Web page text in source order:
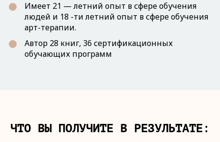
Имеет 21 — летний опыт в сфере обучения
людей и 18 -ти летний опыт в сфере обучения
арт-терапии.
Автор 28 книг, 36 сертификационных
обучающих программ
ЧТО ВЫ ПОЛУЧИТЕ В РЕЗУЛЬТАТЕ: